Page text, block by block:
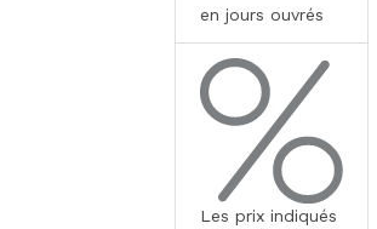
en jours ouvrés
Les prix indiqués